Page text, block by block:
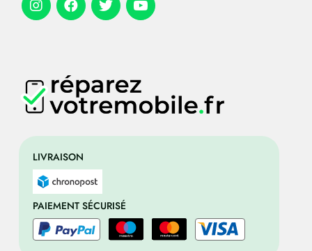
LIVRAISON
PAIEMENT SÉCURISÉ